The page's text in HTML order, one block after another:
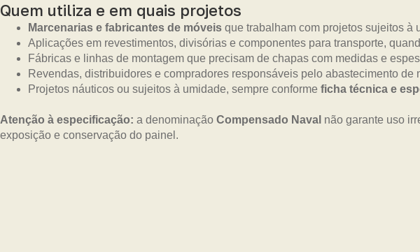
Quem utiliza e em quais projetos
Marcenarias e fabricantes de móveis que trabalham com projetos sujeitos à
Aplicações em revestimentos, divisórias e componentes para transporte,
Fábricas e linhas de montagem que precisam de chapas com medidas e
Revendas, distribuidores e compradores responsáveis pelo abastecimento de
Projetos náuticos ou sujeitos à umidade, sempre conforme ficha técnica e
Atenção à especificação: a denominação Compensado Naval não garante uso
exposição e conservação do painel.